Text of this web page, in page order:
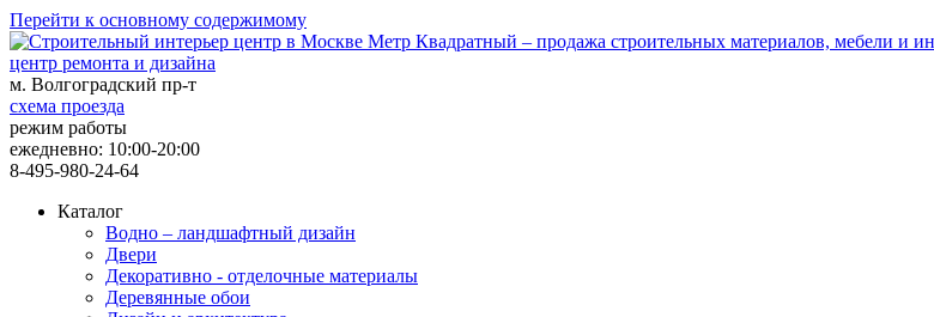
Перейти к основному содержимому
центр ремонта и дизайна
м. Волгоградский пр-т
схема проезда
режим работы
ежедневно: 10:00-20:00
8-495-980-24-64
Каталог
Водно – ландшафтный дизайн
Двери
Декоративно - отделочные материалы
Деревянные обои